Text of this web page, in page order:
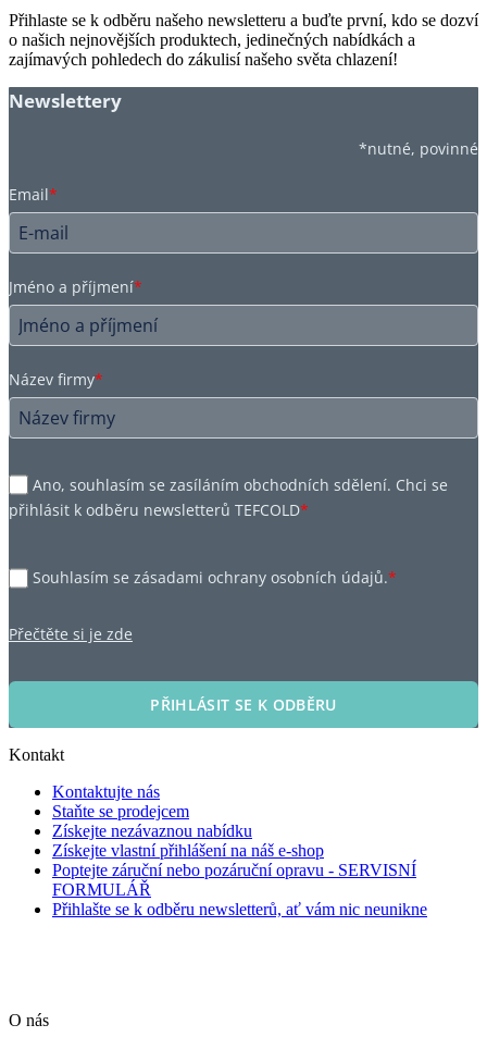
Přihlaste se k odběru našeho newsletteru a buďte první, kdo se dozví
o našich nejnovějších produktech, jedinečných nabídkách a
zajímavých pohledech do zákulisí našeho světa chlazení!
Newslettery
*nutné, povinné
Email*
Jméno a příjmení*
Název firmy*
Ano, souhlasím se zasíláním obchodních sdělení. Chci se
přihlásit k odběru newsletterů TEFCOLD*
Souhlasím se zásadami ochrany osobních údajů.*
Přečtěte si je zde
PŘIHLÁSIT SE K ODBĚRU
Kontakt
Kontaktujte nás
Staňte se prodejcem
Získejte nezávaznou nabídku
Získejte vlastní přihlášení na náš e-shop
Poptejte záruční nebo pozáruční opravu - SERVISNÍ
FORMULÁŘ
Přihlašte se k odběru newsletterů, ať vám nic neunikne
O nás